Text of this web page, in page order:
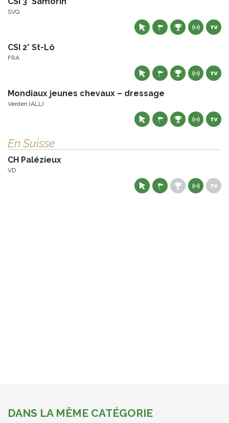
SVQ
CSI 2* St-Lô
FRA
Mondiaux jeunes chevaux – dressage
Verden (ALL)
En Suisse
CH Palézieux
VD
DANS LA MÊME CATÉGORIE